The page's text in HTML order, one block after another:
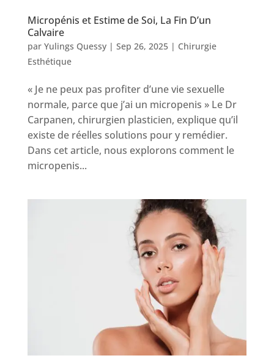
Micropénis et Estime de Soi, La Fin D’un
Calvaire
par Yulings Quessy| Sep 26, 2025| Chirurgie
Esthétique
« Je ne peux pas profiter d’une vie sexuelle
normale, parce que j’ai un micropenis » Le Dr
Carpanen, chirurgien plasticien, explique qu’il
existe de réelles solutions pour y remédier.
Dans cet article, nous explorons comment le
micropenis...